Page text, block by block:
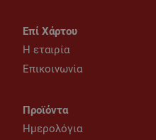
Επί Χάρτου
Η εταιρία
Επικοινωνία
Προϊόντα
Ημερολόγια